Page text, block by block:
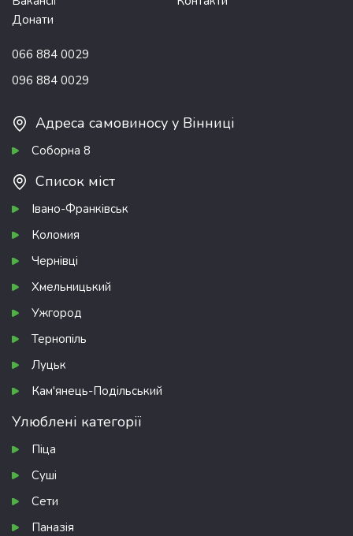
Донати
066 884 0029
096 884 0029
Адреса самовиносу у Вінниці
Соборна 8
Список міст
Івано-Франківськ
Коломия
Чернівці
Хмельницький
Ужгород
Тернопіль
Луцьк
Кам'янець-Подільський
Улюблені категорії
Піца
Суші
Сети
Паназія